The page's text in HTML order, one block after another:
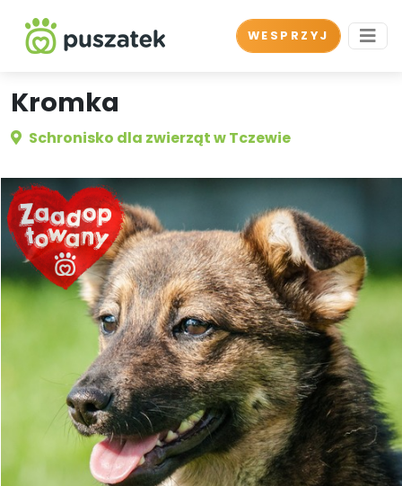
WESPRZYJ
Kromka
Schronisko dla zwierząt w Tczewie